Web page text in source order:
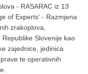
- RASARAC iz 13
of Experts' - Razmjena
zrakoplova,
Slovenije kao
zajednice, jedinica
te operativnih